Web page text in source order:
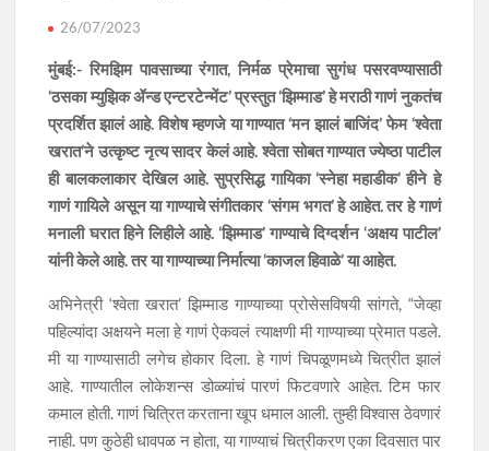
26/07/2023
मुंबई:- रिमझिम पावसाच्या रंगात, निर्मळ प्रेमाचा सुगंध पसरवण्यासाठी
‘ठसका म्युझिक ॲन्ड एन्टरटेन्मेंट’ प्रस्तुत ‘झिम्माड’ हे मराठी गाणं नुकतंच
प्रदर्शित झालं आहे. विशेष म्हणजे या गाण्यात ‘मन झालं बाजिंद’ फेम ‘श्वेता
खरात’ने उत्कृष्ट नृत्य सादर केलं आहे.‌ श्वेता सोबत गाण्यात ज्येष्ठा पाटील
ही बालकलाकार देखिल आहे. सुप्रसिद्ध गायिका ‘स्नेहा महाडीक’ हीने हे
गाणं गायिले असून या गाण्याचे संगीतकार ‘संगम भगत’ हे आहेत. तर हे गाणं
मनाली घरात हिने लिहीले आहे. ‘झिम्माड’ गाण्याचे दिग्दर्शन ‘अक्षय पाटील’
यांनी केले आहे. तर या गाण्याच्या निर्मात्या ‘काजल हिवाळे’ या आहेत.
अभिनेत्री ‘श्वेता खरात’ झिम्माड गाण्याच्या प्रोसेसविषयी सांगते, “जेव्हा
पहिल्यांदा अक्षयने मला हे गाणं ऐकवलं त्याक्षणी मी गाण्याच्या प्रेमात पडले.
मी या गाण्यासाठी लगेच होकार दिला. हे गाणं चिपळूणमध्ये चित्रीत झालं
आहे. गाण्यातील लोकेशन्स डोळ्यांचं पारणं फिटवणारे आहेत. टिम फार
कमाल होती. गाणं चित्रित करताना खूप धमाल आली. तुम्ही विश्वास ठेवणारं
नाही. पण कुठेही धावपळ न होता, या गाण्याचं चित्रीकरण एका दिवसात पार